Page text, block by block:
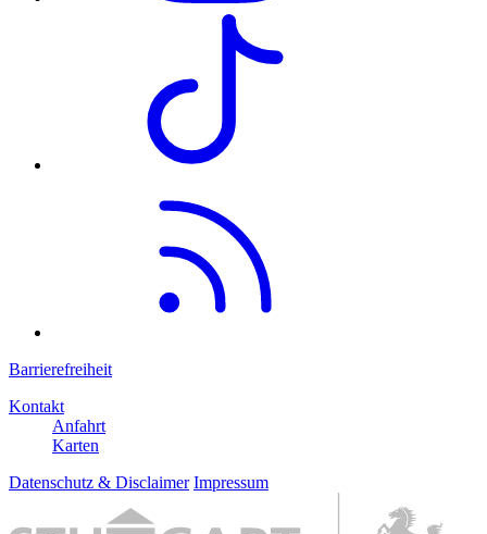
Barrierefreiheit
Kontakt
Anfahrt
Karten
Datenschutz & Disclaimer Impressum